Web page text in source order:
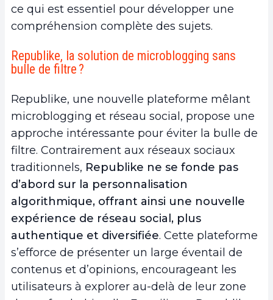
ce qui est essentiel pour développer une
compréhension complète des sujets.
Republike, la solution de microblogging sans
bulle de filtre ?
Republike, une nouvelle plateforme mêlant
microblogging et réseau social, propose une
approche intéressante pour éviter la bulle de
filtre. Contrairement aux réseaux sociaux
traditionnels, Republike ne se fonde pas
d’abord sur la personnalisation
algorithmique, offrant ainsi une nouvelle
expérience de réseau social, plus
authentique et diversifiée. Cette plateforme
s’efforce de présenter un large éventail de
contenus et d’opinions, encourageant les
utilisateurs à explorer au-delà de leur zone